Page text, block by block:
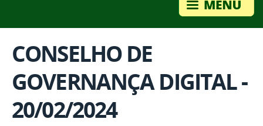
CONSELHO DE
GOVERNANÇA DIGITAL -
20/02/2024